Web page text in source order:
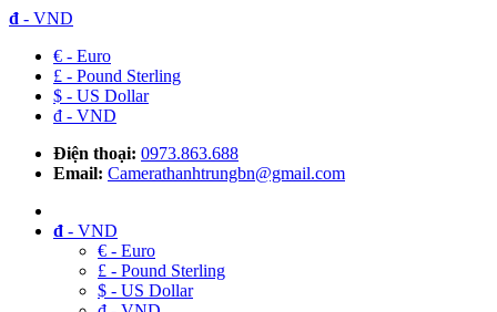
đ - VND
€ - Euro
£ - Pound Sterling
$ - US Dollar
đ - VND
Điện thoại: 0973.863.688
Email: Camerathanhtrungbn@gmail.com
đ - VND
€ - Euro
£ - Pound Sterling
$ - US Dollar